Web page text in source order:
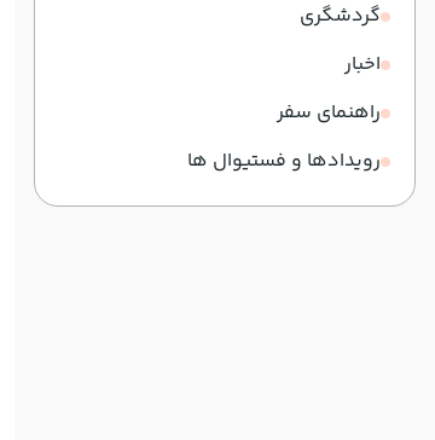
گردشگری
اخبار
راهنمای سفر
رویدادها و فستیوال ها